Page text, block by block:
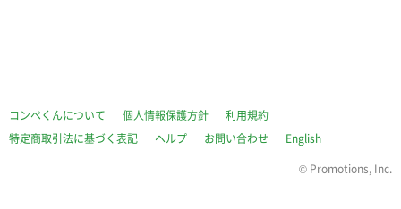
コンペくんについて 個人情報保護方針
利用規約
特定商取引法に基づく表記
ヘルプ お問い合わせ
English
© Promotions, Inc.